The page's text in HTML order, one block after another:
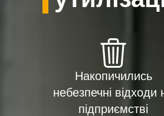
Накопичились
небезпечні відходи
підприємстві